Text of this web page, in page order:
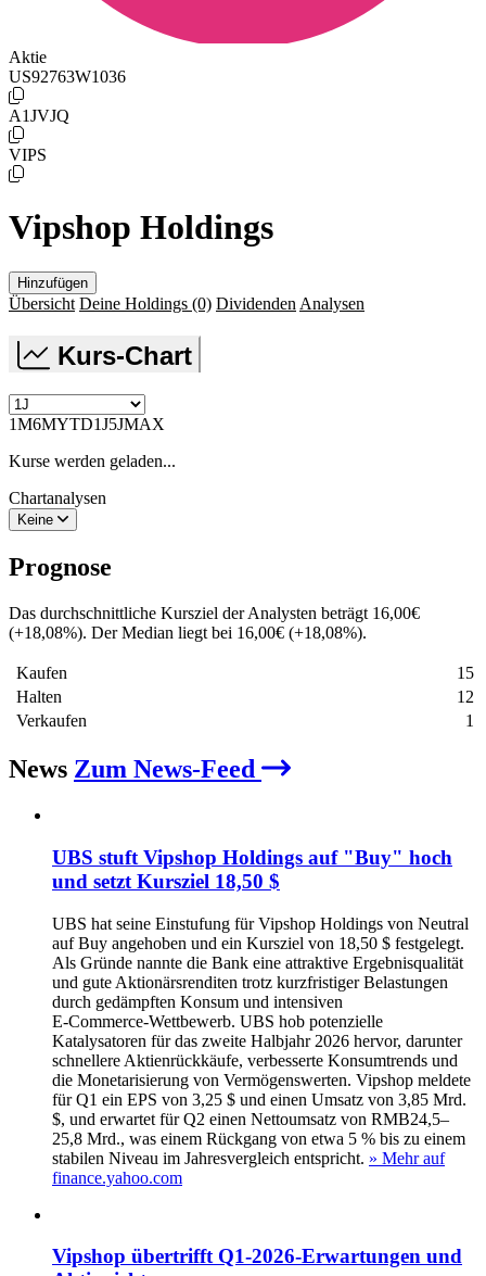
Aktie
US92763W1036
A1JVJQ
VIPS
Vipshop Holdings
Hinzufügen
Übersicht Deine Holdings (0) Dividenden Analysen
Kurs-Chart
1M6MYTD1J5JMAX
Kurse werden geladen...
Chartanalysen
Keine
Prognose
Das durchschnittliche Kursziel der Analysten beträgt 16,00€
(+18,08%). Der Median liegt bei 16,00€ (+18,08%).
Kaufen
15
Halten
12
Verkaufen
1
News Zum News-Feed
UBS stuft Vipshop Holdings auf "Buy" hoch
und setzt Kursziel 18,50 $
UBS hat seine Einstufung für Vipshop Holdings von Neutral
auf Buy angehoben und ein Kursziel von 18,50 $ festgelegt.
Als Gründe nannte die Bank eine attraktive Ergebnisqualität
und gute Aktionärsrenditen trotz kurzfristiger Belastungen
durch gedämpften Konsum und intensiven
E‑Commerce‑Wettbewerb. UBS hob potenzielle
Katalysatoren für das zweite Halbjahr 2026 hervor, darunter
schnellere Aktienrückkäufe, verbesserte Konsumtrends und
die Monetarisierung von Vermögenswerten. Vipshop meldete
für Q1 ein EPS von 3,25 $ und einen Umsatz von 3,85 Mrd.
$, und erwartet für Q2 einen Nettoumsatz von RMB24,5–
25,8 Mrd., was einem Rückgang von etwa 5 % bis zu einem
stabilen Niveau im Jahresvergleich entspricht. » Mehr auf
finance.yahoo.com
Vipshop übertrifft Q1‑2026‑Erwartungen und